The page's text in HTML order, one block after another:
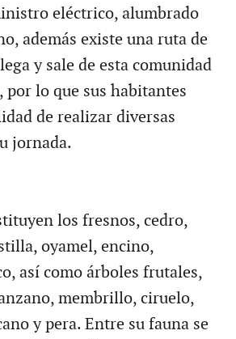
eléctrico, alumbrado
además existe una ruta de
y sale de esta comunidad
por lo que sus habitantes
de realizar diversas
jornada.
los fresnos, cedro,
oyamel, encino,
así como árboles frutales,
membrillo, ciruelo,
y pera. Entre su fauna se